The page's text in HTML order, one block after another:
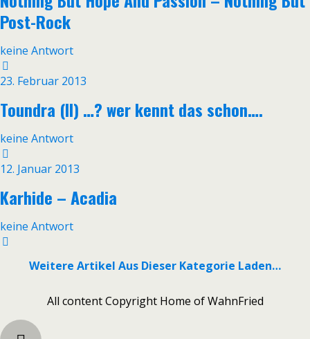
Post-Rock
keine Antwort
23. Februar 2013
Toundra (II) …? wer kennt das schon….
keine Antwort
12. Januar 2013
Karhide – Acadia
keine Antwort
Weitere Artikel Aus Dieser Kategorie Laden…
All content Copyright Home of WahnFried